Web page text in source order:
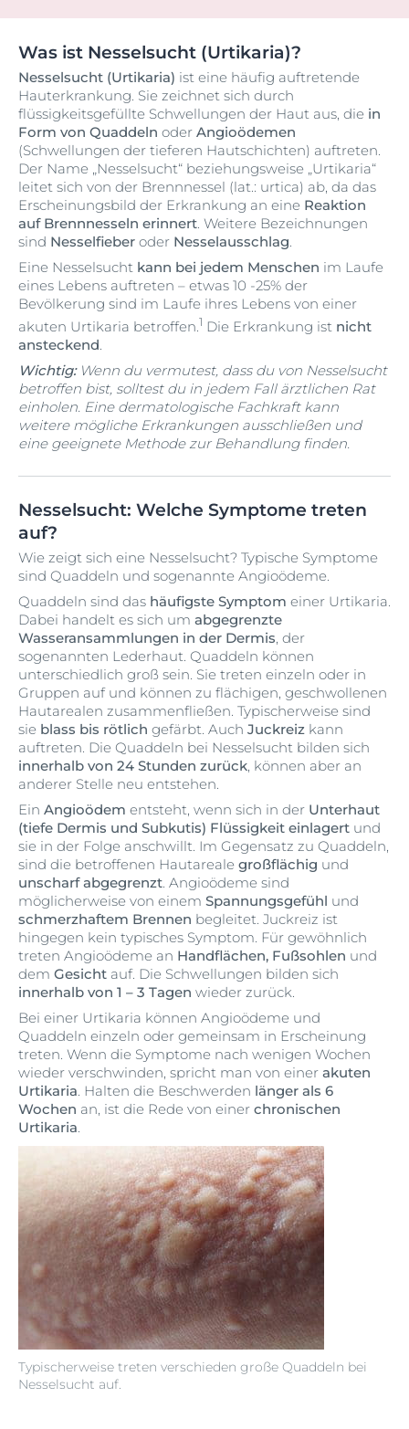
Was ist Nesselsucht (Urtikaria)?
Nesselsucht (Urtikaria) ist eine häufig auftretende
Hauterkrankung. Sie zeichnet sich durch
flüssigkeitsgefüllte Schwellungen der Haut aus, die in
Form von Quaddeln oder Angioödemen
(Schwellungen der tieferen Hautschichten) auftreten.
Der Name „Nesselsucht“ beziehungsweise „Urtikaria“
leitet sich von der Brennnessel (lat.: urtica) ab, da das
Erscheinungsbild der Erkrankung an eine Reaktion
auf Brennnesseln erinnert. Weitere Bezeichnungen
sind Nesselfieber oder Nesselausschlag.
Eine Nesselsucht kann bei jedem Menschen im Laufe
eines Lebens auftreten – etwas 10 -25% der
Bevölkerung sind im Laufe ihres Lebens von einer
akuten Urtikaria betroffen.1 Die Erkrankung ist nicht
ansteckend.
Wichtig: Wenn du vermutest, dass du von Nesselsucht
betroffen bist, solltest du in jedem Fall ärztlichen Rat
einholen. Eine dermatologische Fachkraft kann
weitere mögliche Erkrankungen ausschließen und
eine geeignete Methode zur Behandlung finden.
Nesselsucht: Welche Symptome treten
auf?
Typischerweise treten verschieden große Quaddeln bei
Nesselsucht auf.
Wie zeigt sich eine Nesselsucht? Typische Symptome
sind Quaddeln und sogenannte Angioödeme.
Quaddeln sind das häufigste Symptom einer Urtikaria.
Dabei handelt es sich um abgegrenzte
Wasseransammlungen in der Dermis, der
sogenannten Lederhaut. Quaddeln können
unterschiedlich groß sein. Sie treten einzeln oder in
Gruppen auf und können zu flächigen, geschwollenen
Hautarealen zusammenfließen. Typischerweise sind
sie blass bis rötlich gefärbt. Auch Juckreiz kann
auftreten. Die Quaddeln bei Nesselsucht bilden sich
innerhalb von 24 Stunden zurück, können aber an
anderer Stelle neu entstehen.
Ein Angioödem entsteht, wenn sich in der Unterhaut
(tiefe Dermis und Subkutis) Flüssigkeit einlagert und
sie in der Folge anschwillt. Im Gegensatz zu Quaddeln,
sind die betroffenen Hautareale großflächig und
unscharf abgegrenzt. Angioödeme sind
möglicherweise von einem Spannungsgefühl und
schmerzhaftem Brennen begleitet. Juckreiz ist
hingegen kein typisches Symptom. Für gewöhnlich
treten Angioödeme an Handflächen, Fußsohlen und
dem Gesicht auf. Die Schwellungen bilden sich
innerhalb von 1 – 3 Tagen wieder zurück.
Bei einer Urtikaria können Angioödeme und
Quaddeln einzeln oder gemeinsam in Erscheinung
treten. Wenn die Symptome nach wenigen Wochen
wieder verschwinden, spricht man von einer akuten
Urtikaria. Halten die Beschwerden länger als 6
Wochen an, ist die Rede von einer chronischen
Urtikaria.